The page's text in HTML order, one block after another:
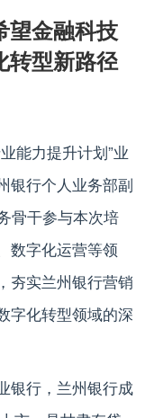
望金融科技
转型新路径
能力提升计划”业
银行个人业务部副
骨干参与本次培
数字化运营等领
夯实兰州银行营销
字化转型领域的深
银行，兰州银行成